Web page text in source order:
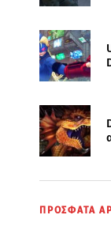
ΠΡΟΣΦΑΤΑ